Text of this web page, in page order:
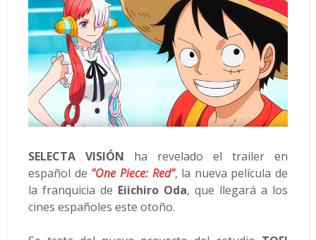
SELECTA VISIÓN ha revelado el trailer en
español de "One Piece: Red", la nueva película de
la franquicia de Eiichiro Oda, que llegará a los
cines españoles este otoño.